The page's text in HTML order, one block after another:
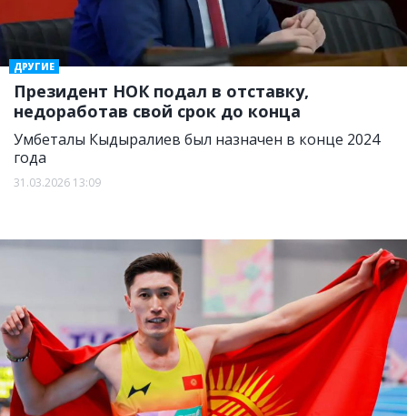
Президент НОК подал в отставку,
недоработав свой срок до конца
Умбеталы Кыдыралиев был назначен в конце 2024
года
31.03.2026 13:09
ДРУГИЕ